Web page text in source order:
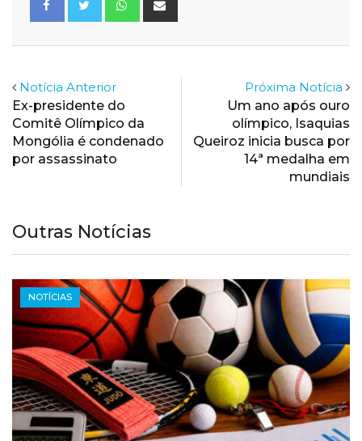
Notícia Anterior
Ex-presidente do
Comitê Olímpico da
Mongólia é condenado
por assassinato
Próxima Notícia
Um ano após ouro
olímpico, Isaquias
Queiroz inicia busca por
14ª medalha em
mundiais
Outras Notícias
NOTÍCIAS